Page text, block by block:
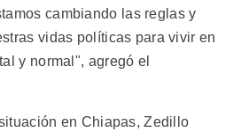
cambiando las reglas y
vidas políticas para vivir en
y normal", agregó el
en Chiapas, Zedillo